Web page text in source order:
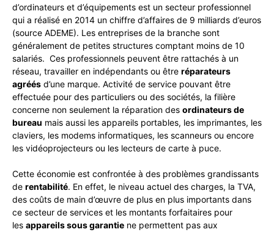
d’ordinateurs et d’équipements est un secteur professionnel
qui a réalisé en 2014 un chiffre d’affaires de 9 milliards d’euros
(source ADEME). Les entreprises de la branche sont
généralement de petites structures comptant moins de 10
salariés. Ces professionnels peuvent être rattachés à un
réseau, travailler en indépendants ou être réparateurs
agréés d’une marque. Activité de service pouvant être
effectuée pour des particuliers ou des sociétés, la filière
concerne non seulement la réparation des ordinateurs de
bureau mais aussi les appareils portables, les imprimantes, les
claviers, les modems informatiques, les scanneurs ou encore
les vidéoprojecteurs ou les lecteurs de carte à puce.
Cette économie est confrontée à des problèmes grandissants
de rentabilité. En effet, le niveau actuel des charges, la TVA,
des coûts de main d’œuvre de plus en plus importants dans
ce secteur de services et les montants forfaitaires pour
les appareils sous garantie ne permettent pas aux